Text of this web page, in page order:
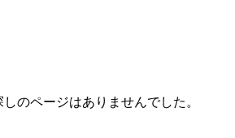
のページはありませんでした。